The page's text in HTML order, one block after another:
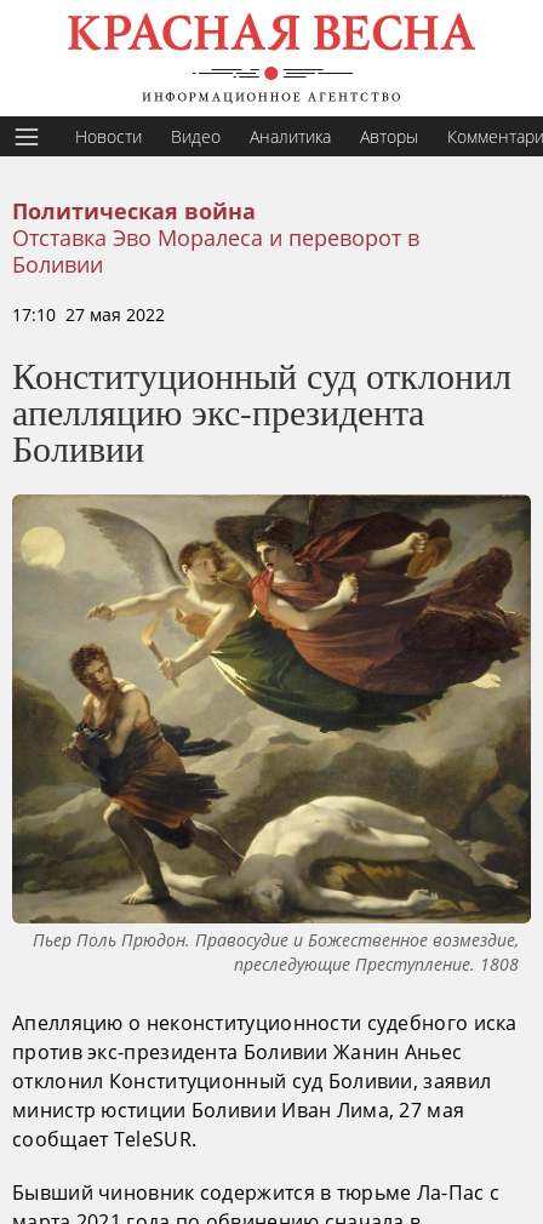
Новости Видео Аналитика Авторы
Политическая война
Отставка Эво Моралеса и переворот в
Боливии
17:10 27 мая 2022
Конституционный суд отклонил
апелляцию экс-президента
Боливии
Пьер Поль Прюдон. Правосудие и Божественное возмездие,
преследующие Преступление. 1808
Апелляцию о неконституционности судебного иска
против экс-президента Боливии Жанин Аньес
отклонил Конституционный суд Боливии, заявил
министр юстиции Боливии Иван Лима, 27 мая
сообщает TeleSUR.
Бывший чиновник содержится в тюрьме Ла-Пас с